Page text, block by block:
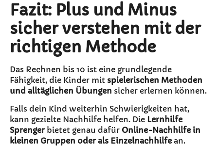
Fazit: Plus und Minus
sicher verstehen mit der
richtigen Methode
Das Rechnen bis 10 ist eine grundlegende
Fähigkeit, die Kinder mit spielerischen Methoden
und alltäglichen Übungen sicher erlernen können.
Falls dein Kind weiterhin Schwierigkeiten hat,
kann gezielte Nachhilfe helfen. Die Lernhilfe
Sprengerbietet genau dafür Online-Nachhilfe in
kleinen Gruppen oder als Einzelnachhilfe an.